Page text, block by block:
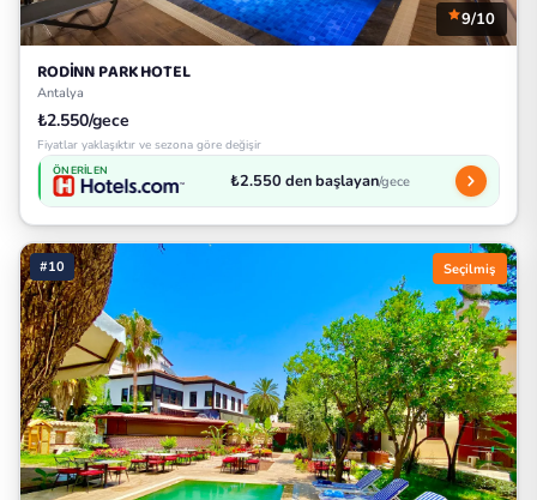
9/10
RODİNN PARK HOTEL
Antalya
₺2.550/gece
Fiyatlar yaklaşıktır ve sezona göre değişir
ÖNERILEN ₺2.550 den başlayan/gece
#10 Seçilmiş